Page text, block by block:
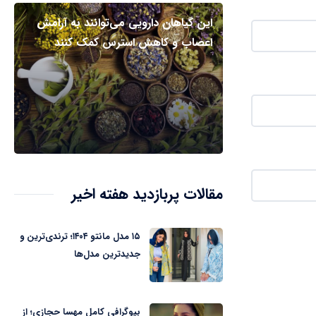
این گیاهان دارویی می‌توانند به آرامش
اعصاب و کاهش استرس کمک کنند
مقالات پربازدید هفته اخیر
۱۵ مدل مانتو ۱۴۰۴؛ ترندی‌ترین و
جدیدترین مدل‌ها
بیوگرافی کامل مهسا حجازی؛ از